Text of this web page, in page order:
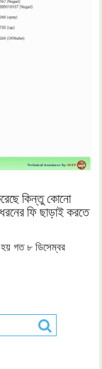
কিন্তু কোনো
ফি ছাড়াই করতে
গত ৮ ডিসেম্বর